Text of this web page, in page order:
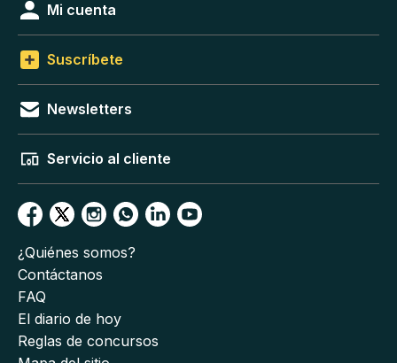
Mi cuenta
Suscríbete
Newsletters
Servicio al cliente
¿Quiénes somos?
Contáctanos
FAQ
El diario de hoy
Reglas de concursos